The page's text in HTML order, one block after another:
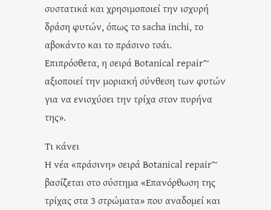
συστατικά και χρησιμοποιεί την ισχυρή
δράση φυτών, όπως το sacha inchi, το
αβοκάντο και το πράσινο τσάι.
Επιπρόσθετα, η σειρά Botanical repair™
αξιοποιεί την μοριακή σύνθεση των φυτών
για να ενισχύσει την τρίχα στον πυρήνα
της».
Τι κάνει
Η νέα «πράσινη» σειρά Botanical repair™
βασίζεται στο σύστημα «Επανόρθωση της
τρίχας στα 3 στρώματα» που αναδομεί και